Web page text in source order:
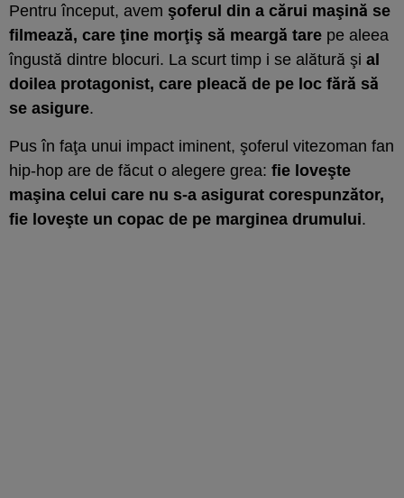
Pentru început, avem şoferul din a cărui maşină se
filmează, care ţine morţiş să meargă tare pe aleea
îngustă dintre blocuri. La scurt timp i se alătură şi al
doilea protagonist, care pleacă de pe loc fără să
se asigure.
Pus în faţa unui impact iminent, şoferul vitezoman fan
hip-hop are de făcut o alegere grea: fie loveşte
maşina celui care nu s-a asigurat corespunzător,
fie loveşte un copac de pe marginea drumului.